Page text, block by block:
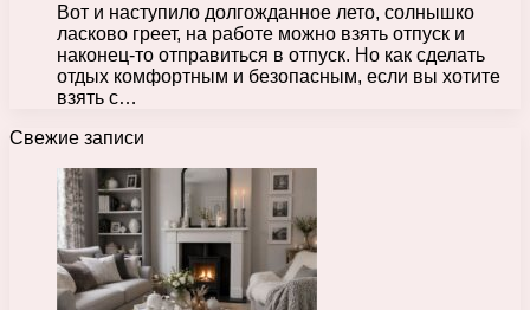
Вот и наступило долгожданное лето, солнышко
ласково греет, на работе можно взять отпуск и
наконец-то отправиться в отпуск. Но как сделать
отдых комфортным и безопасным, если вы хотите
взять с…
Свежие записи